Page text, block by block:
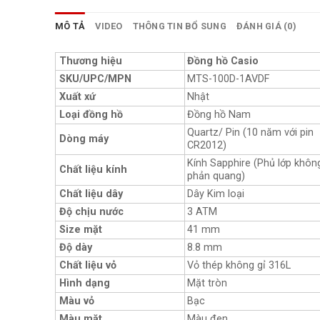
MÔ TẢ VIDEO THÔNG TIN BỔ SUNG ĐÁNH GIÁ (0)
Thương hiệu
Đồng hồ Casio
SKU/UPC/MPN
MTS-100D-1AVDF
Xuất xứ
Nhật
Loại đồng hồ
Đồng hồ Nam
Dòng máy
Quartz/ Pin (10 năm với pin
CR2012)
Chất liệu kính
Kính Sapphire (Phủ lớp
phản quang)
Chất liệu dây
Dây Kim loại
Độ chịu nước
3 ATM
Size mặt
41 mm
Độ dày
8.8 mm
Chất liệu vỏ
Vỏ thép không gỉ 316L
Hình dạng
Mặt tròn
Màu vỏ
Bạc